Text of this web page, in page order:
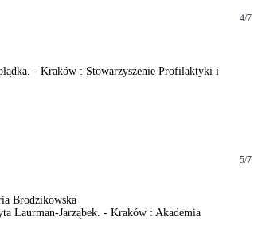
4/7
- Kraków : Stowarzyszenie Profilaktyki i
5/7
Brodzikowska
Laurman-Jarząbek. - Kraków : Akademia